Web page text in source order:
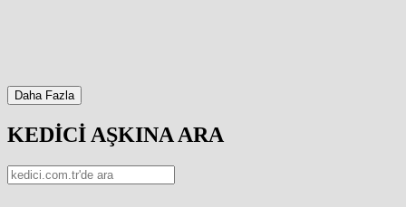
Daha Fazla
KEDİCİ AŞKINA ARA